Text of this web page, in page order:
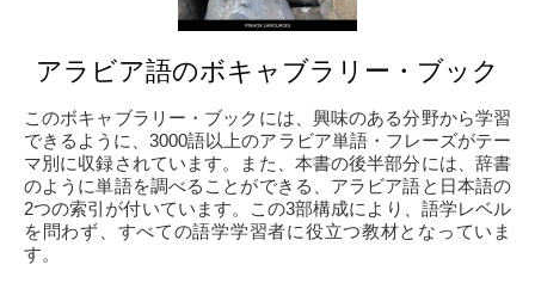
アラビア語のボキャブラリー・ブック
このボキャブラリー・ブックには、興味のある分野から学習
できるように、3000語以上のアラビア単語・フレーズがテー
マ別に収録されています。また、本書の後半部分には、辞書
のように単語を調べることができる、アラビア語と日本語の
2つの索引が付いています。この3部構成により、語学レベル
を問わず、すべての語学学習者に役立つ教材となっていま
す。